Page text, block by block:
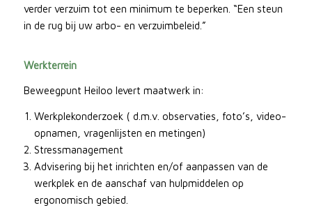
verder verzuim tot een minimum te beperken. “Een steun
in de rug bij uw arbo- en verzuimbeleid.”
Werkterrein
Beweegpunt Heiloo levert maatwerk in:
Werkplekonderzoek ( d.m.v. observaties, foto’s, video-
opnamen, vragenlijsten en metingen)
Stressmanagement
Advisering bij het inrichten en/of aanpassen van de
werkplek en de aanschaf van hulpmiddelen op
ergonomisch gebied.